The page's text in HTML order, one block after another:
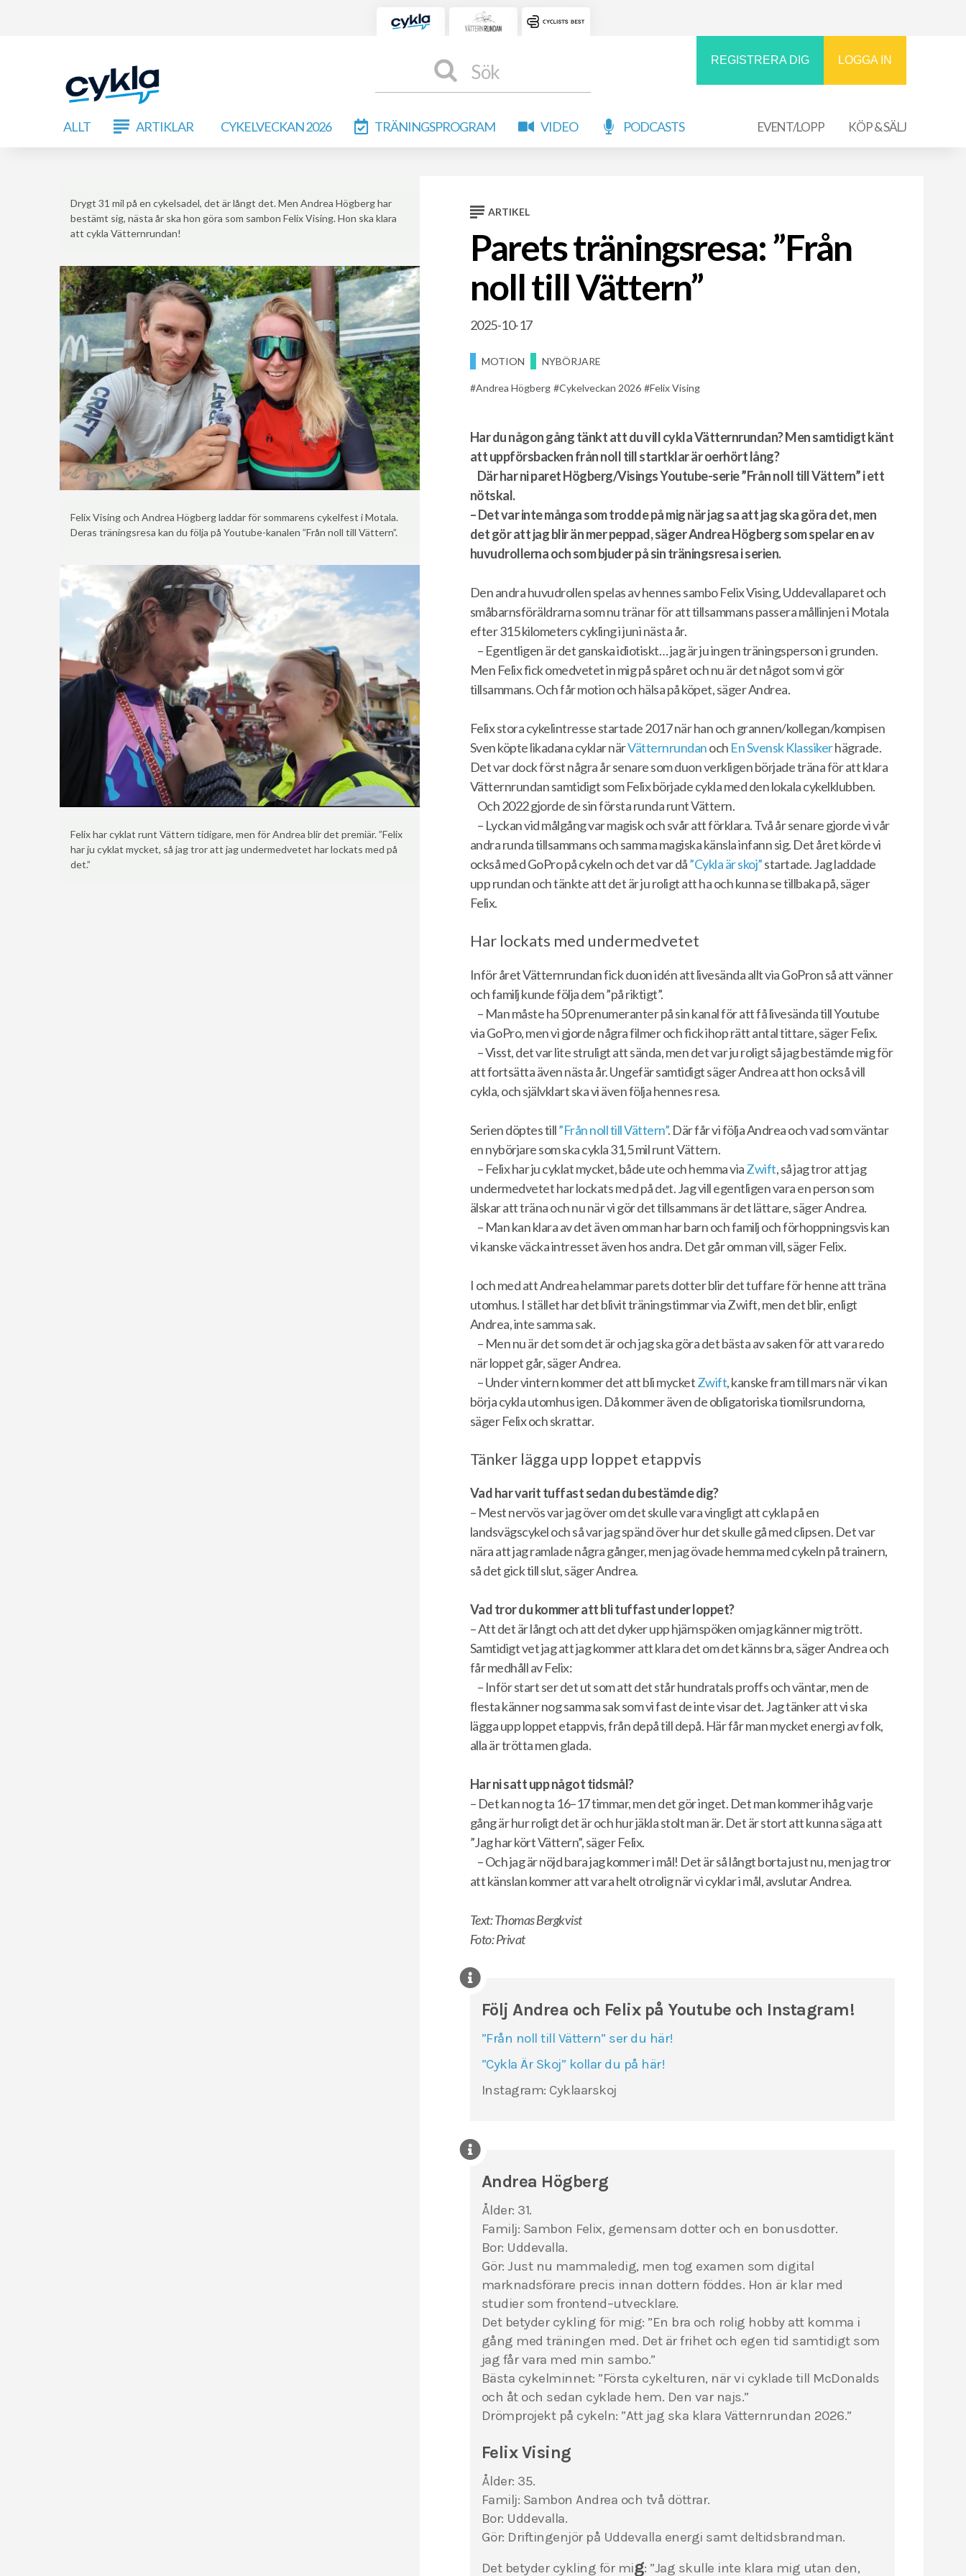
Sök
REGISTRERA DIG LOGGA IN
ALLT ARTIKLAR CYKELVECKAN 2026 TRÄNINGSPROGRAM VIDEO PODCASTS EVENT/LOPP KÖP & SÄLJ
ARTIKEL
Parets träningsresa: ”Från
noll till Vättern”
2025-10-17
MOTION NYBÖRJARE
Andrea Högberg Cykelveckan 2026 Felix Vising
Har du någon gång tänkt att du vill cykla Vätternrundan? Men samtidigt känt
att uppförsbacken från noll till startklar är oerhört lång?
Där har ni paret Högberg/Visings Youtube-serie ”Från noll till Vättern” i ett
nötskal.
– Det var inte många som trodde på mig när jag sa att jag ska göra det, men
det gör att jag blir än mer peppad, säger Andrea Högberg som spelar en av
huvudrollerna och som bjuder på sin träningsresa i serien.
Den andra huvudrollen spelas av hennes sambo Felix Vising, Uddevallaparet och
småbarnsföräldrarna som nu tränar för att tillsammans passera mållinjen i Motala
efter 315 kilometers cykling i juni nästa år.
– Egentligen är det ganska idiotiskt… jag är ju ingen träningsperson i grunden.
Men Felix fick omedvetet in mig på spåret och nu är det något som vi gör
tillsammans. Och får motion och hälsa på köpet, säger Andrea.
Felix stora cykelintresse startade 2017 när han och grannen/kollegan/kompisen
Sven köpte likadana cyklar närVätternrundanoch En Svensk Klassikerhägrade.
Det var dock först några år senare som duon verkligen började träna för att klara
Vätternrundan samtidigt som Felix började cykla med den lokala cykelklubben.
Och 2022 gjorde de sin första runda runt Vättern.
– Lyckan vid målgång var magisk och svår att förklara. Två år senare gjorde vi vår
andra runda tillsammans och samma magiska känsla infann sig. Det året körde vi
också med GoPro på cykeln och det var då”Cykla är skoj”startade. Jag laddade
upp rundan och tänkte att det är ju roligt att ha och kunna se tillbaka på, säger
Felix.
Har lockats med undermedvetet
Inför året Vätternrundan fick duon idén att livesända allt via GoPron så att vänner
och familj kunde följa dem ”på riktigt”.
– Man måste ha 50 prenumeranter på sin kanal för att få livesända till Youtube
via GoPro, men vi gjorde några filmer och fick ihop rätt antal tittare, säger Felix.
– Visst, det var lite struligt att sända, men det var ju roligt så jag bestämde mig för
att fortsätta även nästa år. Ungefär samtidigt säger Andrea att hon också vill
cykla, och självklart ska vi även följa hennes resa.
Serien döptes till”Från noll till Vättern”. Där får vi följa Andrea och vad som väntar
en nybörjare som ska cykla 31,5 mil runt Vättern.
– Felix har ju cyklat mycket, både ute och hemma viaZwift, så jag tror att jag
undermedvetet har lockats med på det. Jag vill egentligen vara en person som
älskar att träna och nu när vi gör det tillsammans är det lättare, säger Andrea.
– Man kan klara av det även om man har barn och familj och förhoppningsvis kan
vi kanske väcka intresset även hos andra. Det går om man vill, säger Felix.
I och med att Andrea helammar parets dotter blir det tuffare för henne att träna
utomhus. I stället har det blivit träningstimmar via Zwift, men det blir, enligt
Andrea, inte samma sak.
– Men nu är det som det är och jag ska göra det bästa av saken för att vara redo
när loppet går, säger Andrea.
– Under vintern kommer det att bli mycketZwift, kanske fram till mars när vi kan
börja cykla utomhus igen. Då kommer även de obligatoriska tiomilsrundorna,
säger Felix och skrattar.
Tänker lägga upp loppet etappvis
Vad har varit tuffast sedan du bestämde dig?
– Mest nervös var jag över om det skulle vara vingligt att cykla på en
landsvägscykel och så var jag spänd över hur det skulle gå med clipsen. Det var
nära att jag ramlade några gånger, men jag övade hemma med cykeln på trainern,
så det gick till slut, säger Andrea.
Vad tror du kommer att bli tuffast under loppet?
– Att det är långt och att det dyker upp hjärnspöken om jag känner mig trött.
Samtidigt vet jag att jag kommer att klara det om det känns bra, säger Andrea och
får medhåll av Felix:
– Inför start ser det ut som att det står hundratals proffs och väntar, men de
flesta känner nog samma sak som vi fast de inte visar det. Jag tänker att vi ska
lägga upp loppet etappvis, från depå till depå. Här får man mycket energi av folk,
alla är trötta men glada.
Har ni satt upp något tidsmål?
– Det kan nog ta 16–17 timmar, men det gör inget. Det man kommer ihåg varje
gång är hur roligt det är och hur jäkla stolt man är. Det är stort att kunna säga att
”Jag har kört Vättern”, säger Felix.
– Och jag är nöjd bara jag kommer i mål! Det är så långt borta just nu, men jag tror
att känslan kommer att vara helt otrolig när vi cyklar i mål, avslutar Andrea.
Text: Thomas Bergkvist
Foto: Privat
Följ Andrea och Felix på Youtube och Instagram!
”Från noll till Vättern” ser du här!
”Cykla Är Skoj” kollar du på här!
Instagram: Cyklaarskoj
Andrea Högberg
Ålder: 31.
Familj: Sambon Felix, gemensam dotter och en bonusdotter.
Bor: Uddevalla.
Gör: Just nu mammaledig, men tog examen som digital
marknadsförare precis innan dottern föddes. Hon är klar med
studier som frontend–utvecklare.
Det betyder cykling för mig: ”En bra och rolig hobby att komma i
gång med träningen med. Det är frihet och egen tid samtidigt som
jag får vara med min sambo.”
Bästa cykelminnet: ”Första cykelturen, när vi cyklade till McDonalds
och åt och sedan cyklade hem. Den var najs.”
Drömprojekt på cykeln: ”Att jag ska klara Vätternrundan 2026.”
Felix Vising
Ålder: 35.
Familj: Sambon Andrea och två döttrar.
Bor: Uddevalla.
Gör: Driftingenjör på Uddevalla energi samt deltidsbrandman.
Det betyder cykling för mig: ”Jag skulle inte klara mig utan den,
Drygt 31 mil på en cykelsadel, det är långt det. Men Andrea Högberg har
bestämt sig, nästa år ska hon göra som sambon Felix Vising. Hon ska klara
att cykla Vätternrundan!
Felix Vising och Andrea Högberg laddar för sommarens cykelfest i Motala.
Deras träningsresa kan du följa på Youtube-kanalen ”Från noll till Vättern”.
Felix har cyklat runt Vättern tidigare, men för Andrea blir det premiär. ”Felix
har ju cyklat mycket, så jag tror att jag undermedvetet har lockats med på
det.”